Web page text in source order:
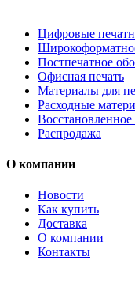
Цифровые
Постпечатное
Офисная печать
Материалы для
Расходные
Распродажа
О компании
Новости
Как купить
Доставка
О компании
Контакты